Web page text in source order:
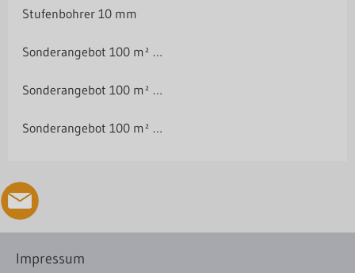
Stufenbohrer 10 mm
Sonderangebot 100 m² T35M + Gratis Akkuschrauber 21V
Sonderangebot 100 m² T35M + Gratis Akkuschrauber 21V
Sonderangebot 100 m² T35M + Gratis Akkuschrauber 21V
Impressum